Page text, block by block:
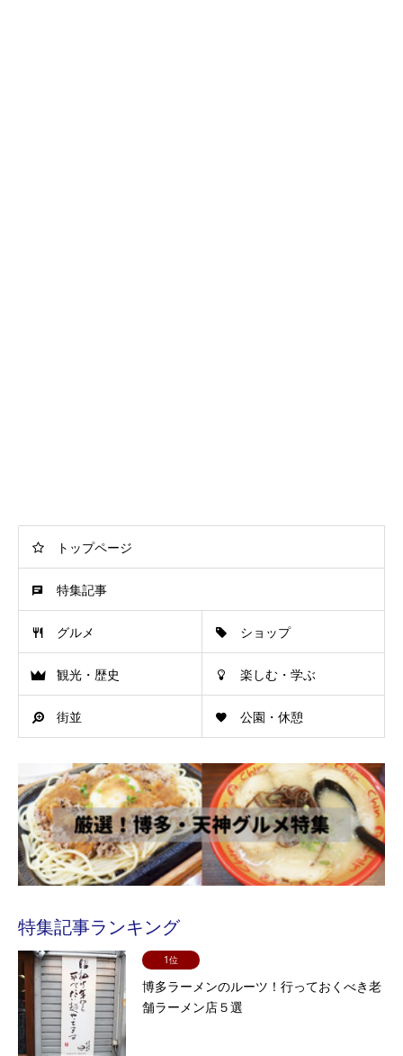
トップページ
特集記事
グルメ ショップ
観光・歴史 楽しむ・学ぶ
街並 公園・休憩
特集記事ランキング
1位
博多ラーメンのルーツ！行っておくべき老
舗ラーメン店５選